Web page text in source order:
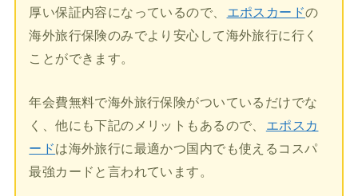
厚い保証内容になっているので、
エポスカードの
海外旅行保険のみでより安心して海外旅行に行く
ことができます。
年会費無料で海外旅行保険がついているだけでな
く、他にも下記のメリットもあるので、
エポスカ
ードは海外旅行に最適かつ国内でも使えるコスパ
最強カードと言われています。